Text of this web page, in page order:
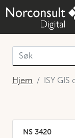
Hjem ISY GIS
NS 3420